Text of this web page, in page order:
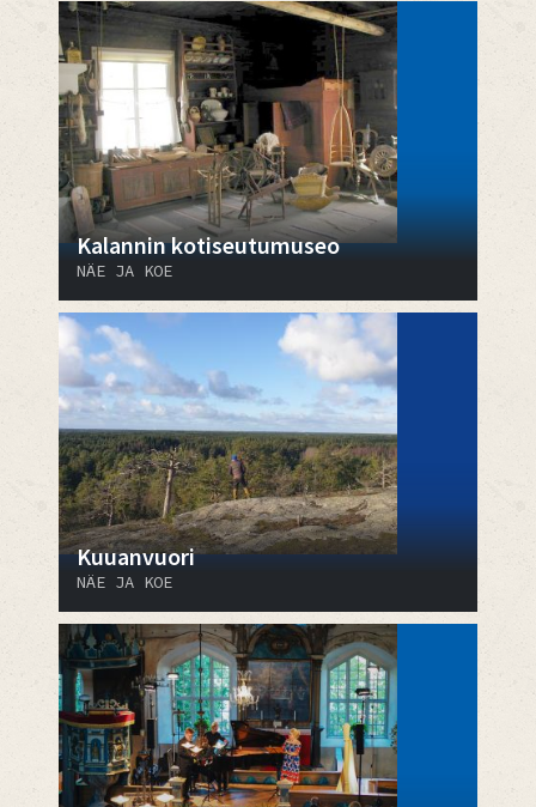
Kalannin kotiseutumuseo
NÄE JA KOE
Kuuanvuori
NÄE JA KOE